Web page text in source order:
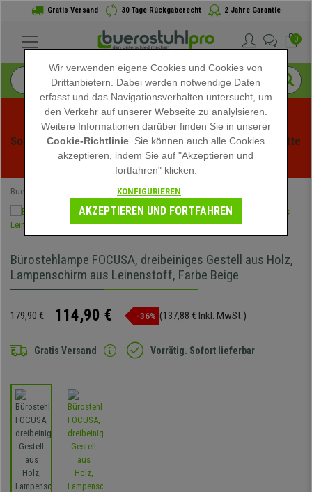
Gratis Versand 30 Tage Rückgaberecht 2 Jahre Garantie
0
Sommerschlussverauf bei buerstuhlpro! Exklusive Rabatte
für kurze Zeit - Aktion ansehen -
Buerostuhlpro Bürobeleuchtung
Bürostehlampe FOCUSA, dreibeiniges Gestell aus Holz,
Lampenschirm aus Leinenstoff, Farbe Beige
179,90 € 114,90 € -36% (137,88 € Inkl. MwSt.)
Gratis Versand Vorrätig. Sofort lieferbar
Wir verwenden eigene Cookies und Cookies von
Drittanbietern. Dabei werden notwendige Daten
erfasst und das Navigationsverhalten untersucht, um
den Verkehr auf unserer Webseite zu analylsieren.
Weitere Informationen darüber finden Sie in unserer
Cookie-Richtlinie . Sie können auch alle Cookies
akzeptieren, indem Sie auf "Akzeptieren und
fortfahren" klicken.
KONFIGURIEREN
AKZEPTIEREN UND FORTFAHREN